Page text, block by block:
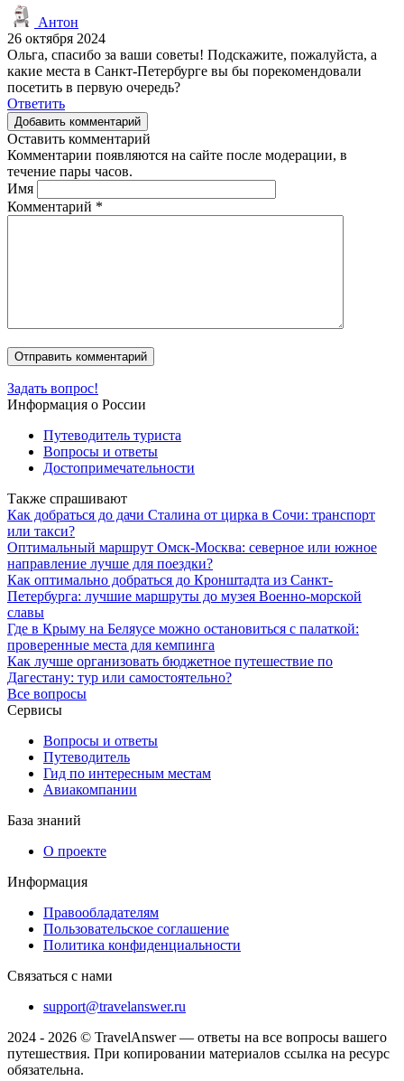
Антон
26 октября 2024
Ольга, спасибо за ваши советы! Подскажите, пожалуйста, а
какие места в Санкт-Петербурге вы бы порекомендовали
посетить в первую очередь?
Ответить
Добавить комментарий
Оставить комментарий
Комментарии появляются на сайте после модерации, в
течение пары часов.
Имя
Комментарий *
Задать вопрос!
Информация о России
Путеводитель туриста
Вопросы и ответы
Достопримечательности
Также спрашивают
Как добраться до дачи Сталина от цирка в Сочи: транспорт
или такси?
Оптимальный маршрут Омск-Москва: северное или южное
направление лучше для поездки?
Как оптимально добраться до Кронштадта из Санкт-
Петербурга: лучшие маршруты до музея Военно-морской
славы
Где в Крыму на Беляусе можно остановиться с палаткой:
проверенные места для кемпинга
Как лучше организовать бюджетное путешествие по
Дагестану: тур или самостоятельно?
Все вопросы
Сервисы
Вопросы и ответы
Путеводитель
Гид по интересным местам
Авиакомпании
База знаний
О проекте
Информация
Правообладателям
Пользовательское соглашение
Политика конфиденциальности
Связаться с нами
support@travelanswer.ru
2024 - 2026 © TravelAnswer — ответы на все вопросы вашего
путешествия. При копировании материалов ссылка на ресурс
обязательна.